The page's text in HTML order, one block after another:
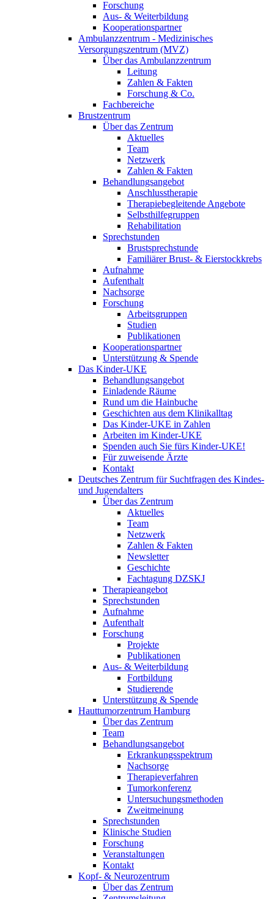
Forschung
Aus- & Weiterbildung
Kooperationspartner
Ambulanzzentrum - Medizinisches
Versorgungszentrum (MVZ)
Über das Ambulanzzentrum
Leitung
Zahlen & Fakten
Forschung & Co.
Fachbereiche
Brustzentrum
Über das Zentrum
Aktuelles
Team
Netzwerk
Zahlen & Fakten
Behandlungsangebot
Anschlusstherapie
Therapiebegleitende Angebote
Selbsthilfegruppen
Rehabilitation
Sprechstunden
Brustsprechstunde
Familiärer Brust- & Eierstockkrebs
Aufnahme
Aufenthalt
Nachsorge
Forschung
Arbeitsgruppen
Studien
Publikationen
Kooperationspartner
Unterstützung & Spende
Das Kinder-UKE
Behandlungsangebot
Einladende Räume
Rund um die Hainbuche
Geschichten aus dem Klinikalltag
Das Kinder-UKE in Zahlen
Arbeiten im Kinder-UKE
Spenden auch Sie fürs Kinder-UKE!
Für zuweisende Ärzte
Kontakt
Deutsches Zentrum für Suchtfragen des Kindes-
und Jugendalters
Über das Zentrum
Aktuelles
Team
Netzwerk
Zahlen & Fakten
Newsletter
Geschichte
Fachtagung DZSKJ
Therapieangebot
Sprechstunden
Aufnahme
Aufenthalt
Forschung
Projekte
Publikationen
Aus- & Weiterbildung
Fortbildung
Studierende
Unterstützung & Spende
Hauttumorzentrum Hamburg
Über das Zentrum
Team
Behandlungsangebot
Erkrankungsspektrum
Nachsorge
Therapieverfahren
Tumorkonferenz
Untersuchungsmethoden
Zweitmeinung
Sprechstunden
Klinische Studien
Forschung
Veranstaltungen
Kontakt
Kopf- & Neurozentrum
Über das Zentrum